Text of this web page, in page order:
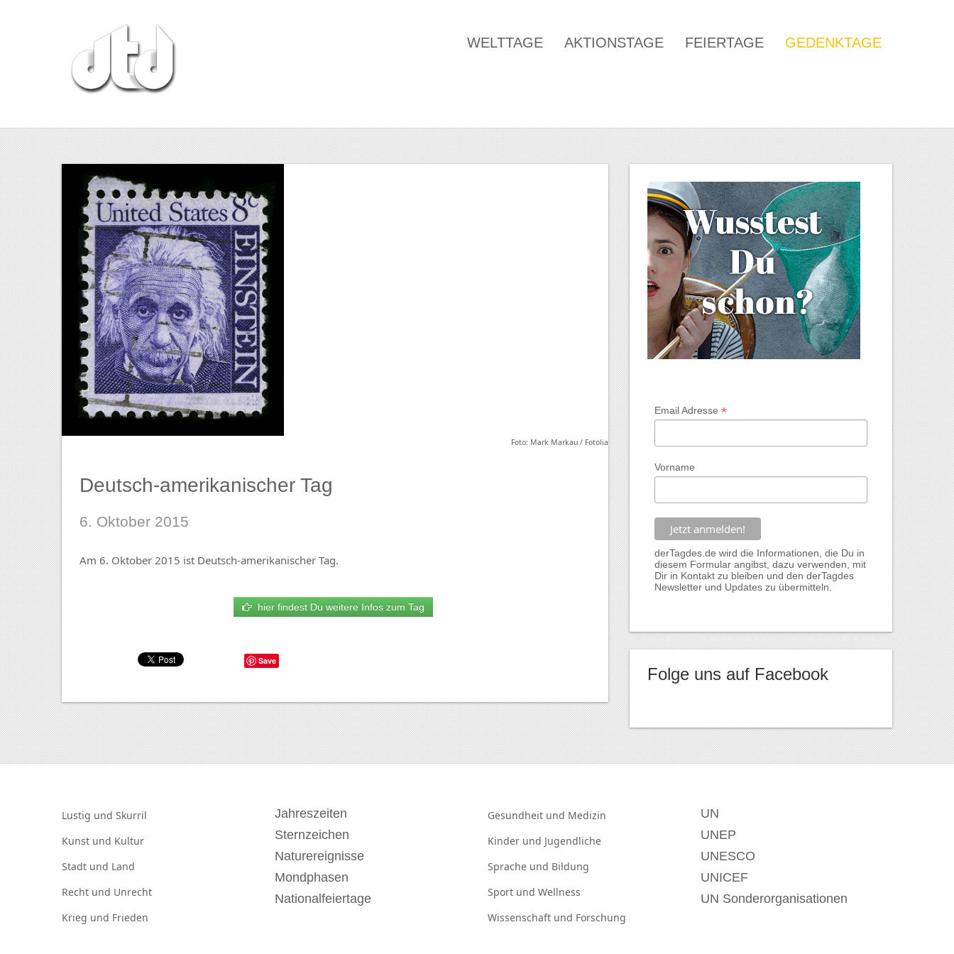
WELTTAGE AKTIONSTAGE FEIERTAGE GEDENKTAGE
Foto: Mark Markau / Fotolia
Deutsch-amerikanischer Tag
6. Oktober 2015
Am 6. Oktober 2015 ist Deutsch-amerikanischer Tag.
hier findest Du weitere Infos zum Tag
Save
Email Adresse *
Vorname
derTagdes.de wird die Informationen, die Du in
diesem Formular angibst, dazu verwenden, mit
Dir in Kontakt zu bleiben und den derTagdes
Newsletter und Updates zu übermitteln.
Folge uns auf Facebook
Lustig und Skurril
Kunst und Kultur
Stadt und Land
Recht und Unrecht
Krieg und Frieden
Jahreszeiten
Sternzeichen
Naturereignisse
Mondphasen
Nationalfeiertage
Gesundheit und Medizin
Kinder und Jugendliche
Sprache und Bildung
Sport und Wellness
Wissenschaft und Forschung
UN
UNEP
UNESCO
UNICEF
UN Sonderorganisationen